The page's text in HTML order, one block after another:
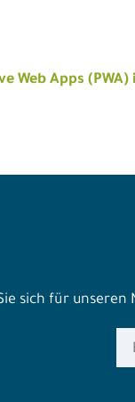
Web Apps
sich für